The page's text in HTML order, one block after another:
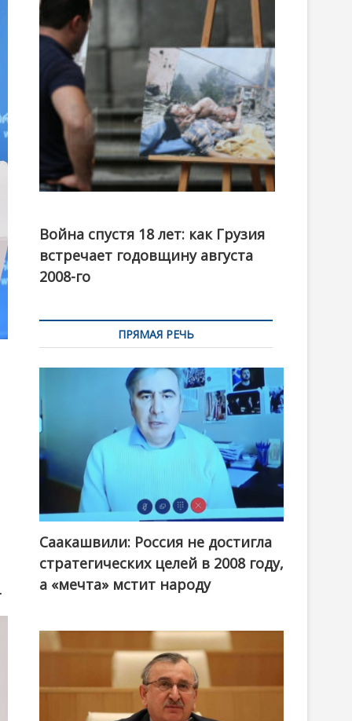
o
n
канал
Война спустя 18 лет: как Грузия
встречает годовщину августа
2008-го
ПРЯМАЯ РЕЧЬ
Саакашвили: Россия не достигла
стратегических целей в 2008 году,
а «мечта» мстит народу